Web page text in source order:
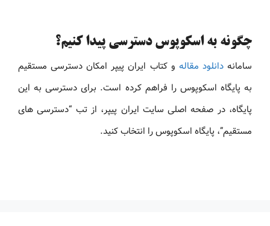
چگونه به اسکوپوس دسترسی پیدا کنیم؟
سامانهدانلود مقاله و کتاب ایران پیپر امکان دسترسی مستقیم
به پایگاه اسکوپوس را فراهم کرده است. برای دسترسی به این
پایگاه، در صفحه اصلی سایت ایران پیپر، از تب “دسترسی های
مستقیم”، پایگاه اسکوپوس را انتخاب کنید.